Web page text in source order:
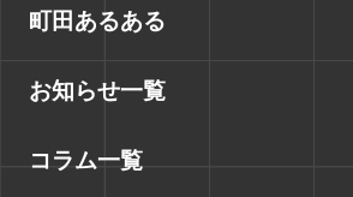
町田あるある
お知らせ一覧
コラム一覧